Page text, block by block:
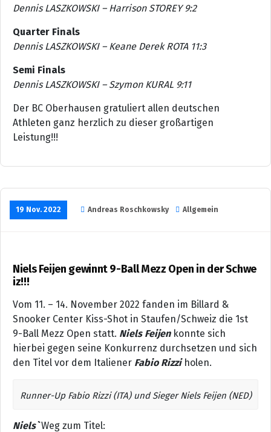
Dennis LASZKOWSKI – Harrison STOREY 9:2
Quarter Finals
Dennis LASZKOWSKI – Keane Derek ROTA 11:3
Semi Finals
Dennis LASZKOWSKI – Szymon KURAL 9:11
Der BC Oberhausen gratuliert allen deutschen
Athleten ganz herzlich zu dieser großartigen
Leistung!!!
19 Nov. 2022 Andreas Roschkowsky Allgemein
Niels Feijen gewinnt 9-Ball Mezz Open in der Schwe
iz!!!
Vom 11. – 14. November 2022 fanden im Billard &
Snooker Center Kiss-Shot in Staufen/Schweiz die 1st
9-Ball Mezz Open statt. Niels Feijenkonnte sich
hierbei gegen seine Konkurrenz durchsetzen und sich
den Titel vor dem Italiener Fabio Rizziholen.
Runner-Up Fabio Rizzi (ITA) und Sieger Niels Feijen (NED)
Niels`Weg zum Titel: